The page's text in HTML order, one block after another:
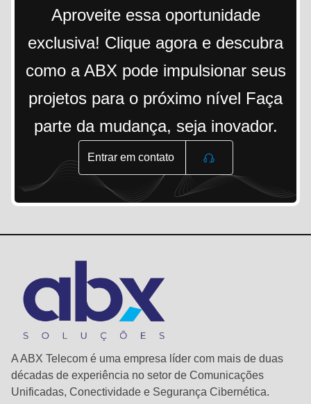
Aproveite essa oportunidade
exclusiva! Clique agora e descubra
como a ABX pode impulsionar seus
projetos para o próximo nível Faça
parte da mudança, seja inovador.
Entrar em contato
A ABX Telecom é uma empresa líder com mais de duas
décadas de experiência no setor de Comunicações
Unificadas, Conectividade e Segurança Cibernética.